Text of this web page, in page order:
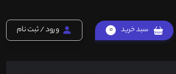
سبد خرید 0 ورود / ثبت نام